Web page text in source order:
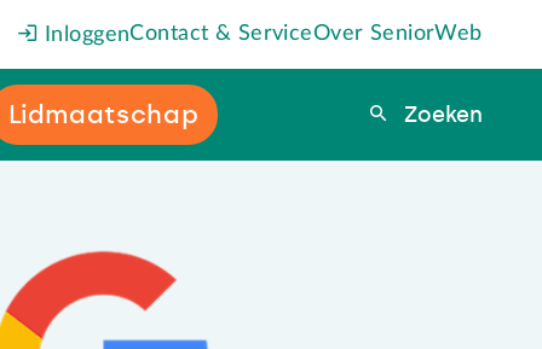
InloggenContact & ServiceOver SeniorWeb
Lidmaatschap Zoeken
Zoeken